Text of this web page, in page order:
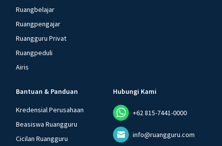
Ruangbelajar
Ruangpengajar
Ruangguru Privat
Ruangpeduli
Airis
Bantuan & Panduan
Kredensial Perusahaan
Beasiswa Ruangguru
Cicilan Ruangguru
Hubungi Kami
+62 815-7441-0000
info@ruangguru.com